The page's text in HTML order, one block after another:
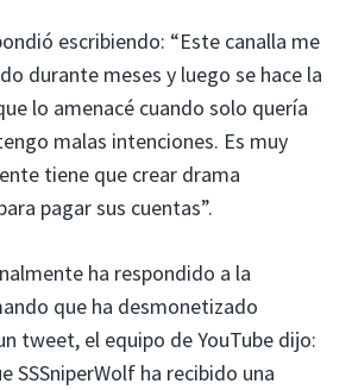
escribiendo: “Este canalla me
durante meses y luego se hace la
lo amenacé cuando solo quería
malas intenciones. Es muy
tiene que crear drama
pagar sus cuentas”.
ha respondido a la
que ha desmonetizado
tweet, el equipo de YouTube dijo:
SSSniperWolf ha recibido una